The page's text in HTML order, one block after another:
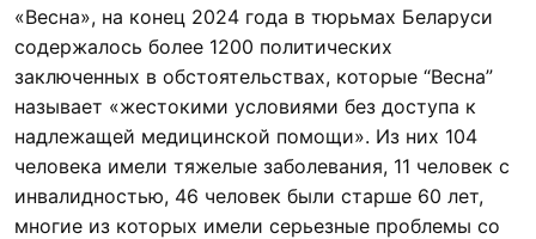
«Весна», на конец 2024 года в тюрьмах Беларуси
содержалось более 1200 политических
заключенных в обстоятельствах, которые “Весна”
называет «жестокими условиями без доступа к
надлежащей медицинской помощи». Из них 104
человека имели тяжелые заболевания, 11 человек с
инвалидностью, 46 человек были старше 60 лет,
многие из которых имели серьезные проблемы со